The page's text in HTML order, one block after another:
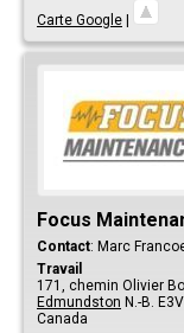
Carte Google |
Focus
Contact: Marc
Travail
171, chemin Olivier
Edmundston N.-B.
Canada